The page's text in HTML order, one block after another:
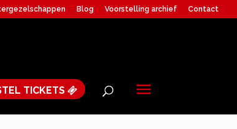
Blog Voorstelling archief Contact
TICKETS